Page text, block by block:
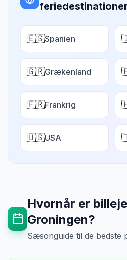
feriedestinationer
🇪🇸Spanien
🇬🇷Grækenland
🇫🇷Frankrig
🇺🇸USA
Hvornår er
Groningen?
Sæsonguide til de bedste